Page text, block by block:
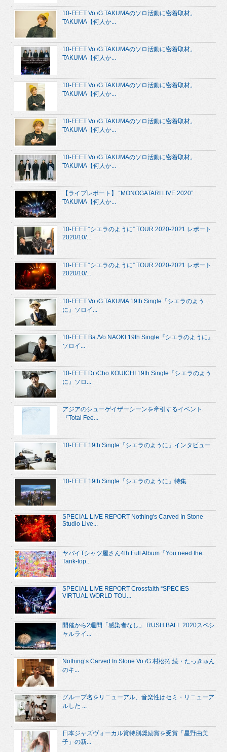
10-FEET Vo./G.TAKUMAのソロ活動に密着取材。
TAKUMA【何人か...
10-FEET Vo./G.TAKUMAのソロ活動に密着取材。
TAKUMA【何人か...
10-FEET Vo./G.TAKUMAのソロ活動に密着取材。
TAKUMA【何人か...
10-FEET Vo./G.TAKUMAのソロ活動に密着取材。
TAKUMA【何人か...
10-FEET Vo./G.TAKUMAのソロ活動に密着取材。
TAKUMA【何人か...
【ライブレポート】 “MONOGATARI LIVE 2020”
TAKUMA【何人か...
10-FEET “シエラのように” TOUR 2020-2021 レポート
2020/10/...
10-FEET “シエラのように” TOUR 2020-2021 レポート
2020/10/...
10-FEET Vo./G.TAKUMA 19th Single『シエラのよう
に』ソロイ...
10-FEET Ba./Vo.NAOKI 19th Single『シエラのように』
ソロイ...
10-FEET Dr./Cho.KOUICHI 19th Single『シエラのよう
に』ソロ...
アジアのシューゲイザーシーンを牽引するイベント
『Total Fee...
10-FEET 19th Single『シエラのように』インタビュー
10-FEET 19th Single『シエラのように』特集
SPECIAL LIVE REPORT Nothing's Carved In Stone
Studio Live...
ヤバイTシャツ屋さん4th Full Album『You need the
Tank-top...
SPECIAL LIVE REPORT Crossfaith “SPECIES
VIRTUAL WORLD TOU...
開催から2週間「感染者なし」 RUSH BALL 2020スペシ
ャルライ...
Nothing’s Carved In Stone Vo./G.村松拓 続・たっきゅん
のキ...
グループ名をリニューアル、音楽性はセミ・リニューア
ルした ...
日本ジャズヴォーカル賞特別奨励賞を受賞「星野由美
子」の新...